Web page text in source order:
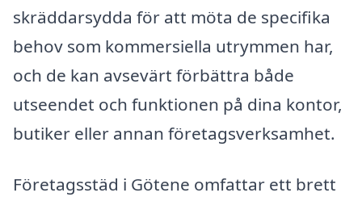
skräddarsydda för att möta de specifika
behov som kommersiella utrymmen har,
och de kan avsevärt förbättra både
utseendet och funktionen på dina kontor,
butiker eller annan företagsverksamhet.
Företagsstäd i Götene omfattar ett brett